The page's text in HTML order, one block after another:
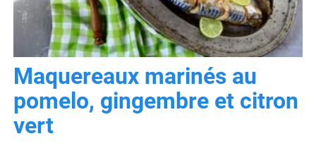
Maquereaux marinés au
pomelo, gingembre et citron
vert